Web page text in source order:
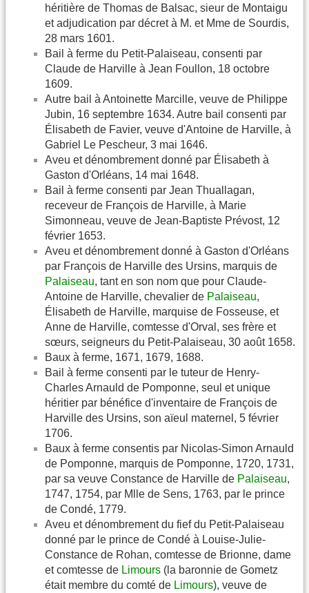
héritière de Thomas de Balsac, sieur de Montaigu
et adjudication par décret à M. et Mme de Sourdis,
28 mars 1601.
Bail à ferme du Petit-Palaiseau, consenti par
Claude de Harville à Jean Foullon, 18 octobre
1609.
Autre bail à Antoinette Marcille, veuve de Philippe
Jubin, 16 septembre 1634. Autre bail consenti par
Élisabeth de Favier, veuve d'Antoine de Harville, à
Gabriel Le Pescheur, 3 mai 1646.
Aveu et dénombrement donné par Élisabeth à
Gaston d'Orléans, 14 mai 1648.
Bail à ferme consenti par Jean Thuallagan,
receveur de François de Harville, à Marie
Simonneau, veuve de Jean-Baptiste Prévost, 12
février 1653.
Aveu et dénombrement donné à Gaston d'Orléans
par François de Harville des Ursins, marquis de
Palaiseau, tant en son nom que pour Claude-
Antoine de Harville, chevalier de Palaiseau,
Élisabeth de Harville, marquise de Fosseuse, et
Anne de Harville, comtesse d'Orval, ses frère et
sœurs, seigneurs du Petit-Palaiseau, 30 août 1658.
Baux à ferme, 1671, 1679, 1688.
Bail à ferme consenti par le tuteur de Henry-
Charles Arnauld de Pomponne, seul et unique
héritier par bénéfice d'inventaire de François de
Harville des Ursins, son aïeul maternel, 5 février
1706.
Baux à ferme consentis par Nicolas-Simon Arnauld
de Pomponne, marquis de Pomponne, 1720, 1731,
par sa veuve Constance de Harville de Palaiseau,
1747, 1754, par Mlle de Sens, 1763, par le prince
de Condé, 1779.
Aveu et dénombrement du fief du Petit-Palaiseau
donné par le prince de Condé à Louise-Julie-
Constance de Rohan, comtesse de Brionne, dame
et comtesse de Limours (la baronnie de Gometz
était membre du comté de Limours), veuve de